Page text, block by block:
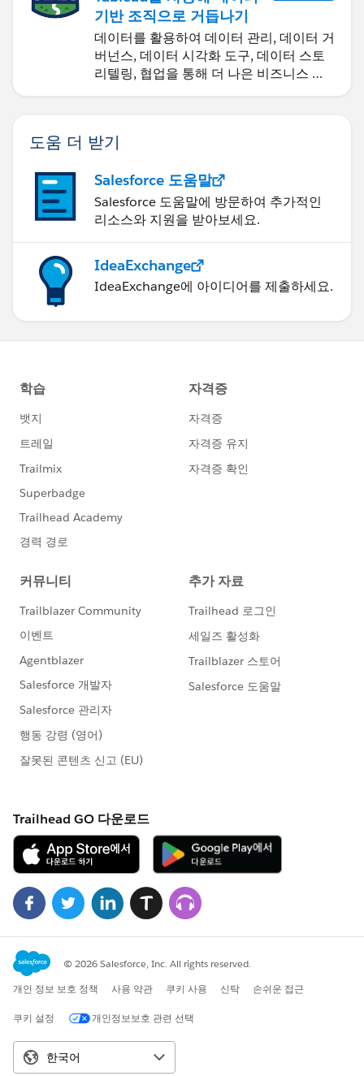
기반 조직으로 거듭나기
데이터를 활용하여 데이터 관리, 데이터 거
버넌스, 데이터 시각화 도구, 데이터 스토
리텔링, 협업을 통해 더 나은 비즈니스 성
과를 달성하세요.
도움 더 받기
Salesforce 도움말
Salesforce 도움말에 방문하여 추가적인
리소스와 지원을 받아보세요.
IdeaExchange
IdeaExchange에 아이디어를 제출하세요.